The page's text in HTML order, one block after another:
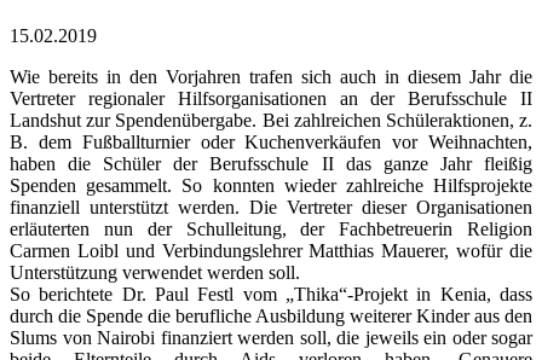
15.02.2019
Wie bereits in den Vorjahren trafen sich auch in diesem Jahr die
Vertreter regionaler Hilfsorganisationen an der Berufsschule II
Landshut zur Spendenübergabe. Bei zahlreichen Schüleraktionen, z.
B. dem Fußballturnier oder Kuchenverkäufen vor Weihnachten,
haben die Schüler der Berufsschule II das ganze Jahr fleißig
Spenden gesammelt. So konnten wieder zahlreiche Hilfsprojekte
finanziell unterstützt werden. Die Vertreter dieser Organisationen
erläuterten nun der Schulleitung, der Fachbetreuerin Religion
Carmen Loibl und Verbindungslehrer Matthias Mauerer, wofür die
Unterstützung verwendet werden soll.
So berichtete Dr. Paul Festl vom „Thika“-Projekt in Kenia, dass
durch die Spende die berufliche Ausbildung weiterer Kinder aus den
Slums von Nairobi finanziert werden soll, die jeweils ein oder sogar